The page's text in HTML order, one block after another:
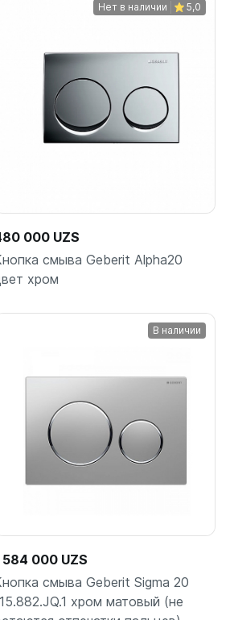
В корзину
Нет в наличии 5,0
Подписаться
000 UZS
смыва Geberit Alpha20
хром
В наличии
584 000 UZS
смыва Geberit Sigma 20
хром матовый (не